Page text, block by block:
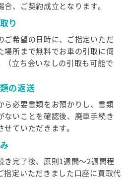
合、ご契約成立となります。
り
ご希望の日時に、ご指定いただ
場所まで無料でお車の引取に伺
（立ち会いなしの引取も可能で
の返送
ら必要書類をお預かりし、書類
ないことを確認後、廃車手続き
せていただきます。
き完了後、原則1週間～2週間程
指定いただきました口座に買取代